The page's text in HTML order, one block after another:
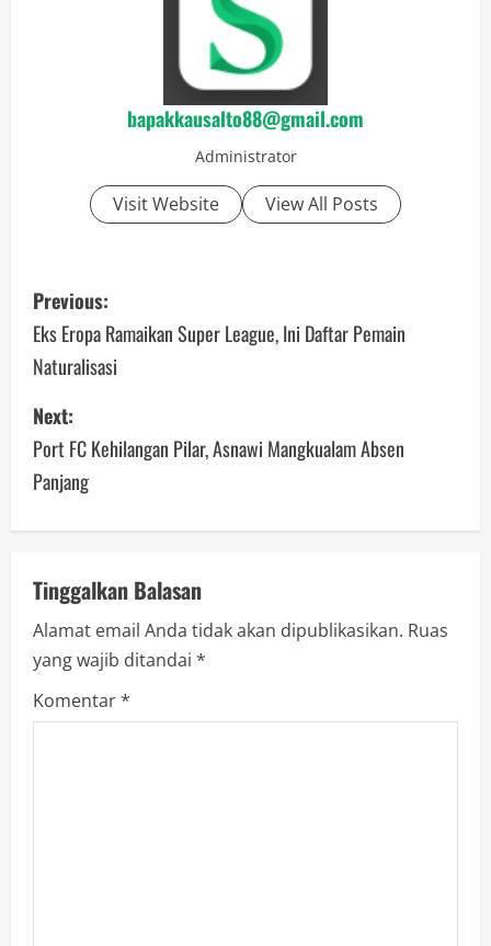
bapakkausalto88@gmail.com
Administrator
Visit Website View All Posts
P
o
s
t
n
a
i
g
a
Previous:
Eks Eropa Ramaikan Super League, Ini Daftar Pemain
Naturalisasi
Next:
Port FC Kehilangan Pilar, Asnawi Mangkualam Absen
Panjang
Tinggalkan Balasan
Alamat email Anda tidak akan dipublikasikan. Ruas
yang wajib ditandai *
Komentar*